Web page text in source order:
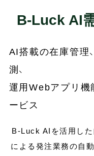
B-Luck AI
AI搭載の在庫管理
測、
運用Webアプリ機
ービス
B-Luck AIを活用した
による発注業務の自動